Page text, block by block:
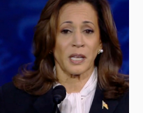
세 정책과 2) 미국에 공장을
and Science Act of 2022,
책의 향방이다. 👉 [웨비나 안내]
게 되나?